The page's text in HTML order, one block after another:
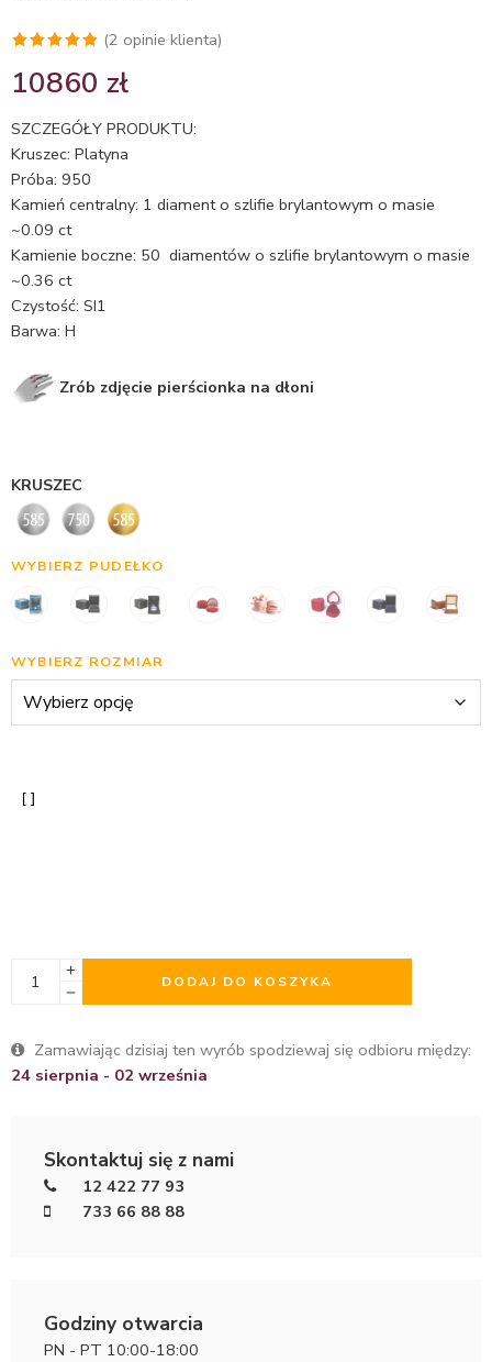
5.00na 5
ocen
klientów
(2 opinie klienta)
10860 zł
SZCZEGÓŁY PRODUKTU:
Kruszec: Platyna
Próba: 950
Kamień centralny: 1 diament o szlifie brylantowym o masie
~0.09 ct
Kamienie boczne: 50 diamentów o szlifie brylantowym o masie
~0.36 ct
Czystość: SI1
Barwa: H
Zrób zdjęcie pierścionka na dłoni
KRUSZEC
WYBIERZ PUDEŁKO
WYBIERZ ROZMIAR
DODAJ DO KOSZYKA
Zamawiając dzisiaj ten wyrób spodziewaj się odbioru między:
24 sierpnia - 02 września
Skontaktuj się z nami
12 422 77 93
733 66 88 88
Godziny otwarcia
PN - PT 10:00-18:00